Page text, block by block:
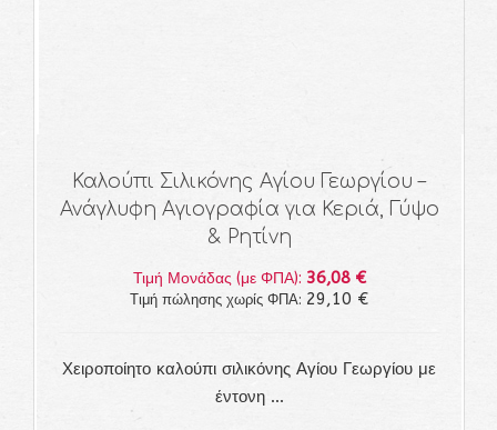
Καλούπι Σιλικόνης Αγίου Γεωργίου –
Ανάγλυφη Αγιογραφία για Κεριά, Γύψο
& Ρητίνη
Τιμή Μονάδας (με ΦΠΑ): 36,08 €
Τιμή πώλησης χωρίς ΦΠΑ: 29,10 €
Χειροποίητο καλούπι σιλικόνης Αγίου Γεωργίου με
έντονη ...